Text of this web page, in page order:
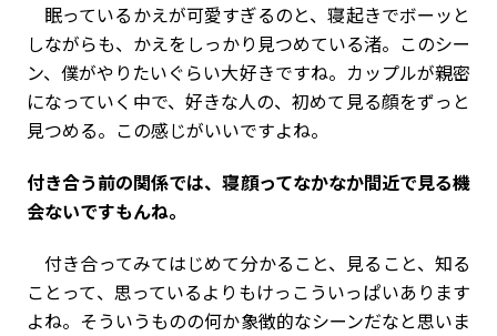
眠っているかえが可愛すぎるのと、寝起きでボーッと
しながらも、かえをしっかり見つめている渚。このシー
ン、僕がやりたいぐらい大好きですね。カップルが親密
になっていく中で、好きな人の、初めて見る顔をずっと
見つめる。この感じがいいですよね。
――付き合う前の関係では、寝顔ってなかなか間近で見る機
会ないですもんね。
付き合ってみてはじめて分かること、見ること、知る
ことって、思っているよりもけっこういっぱいあります
よね。そういうものの何か象徴的なシーンだなと思いま